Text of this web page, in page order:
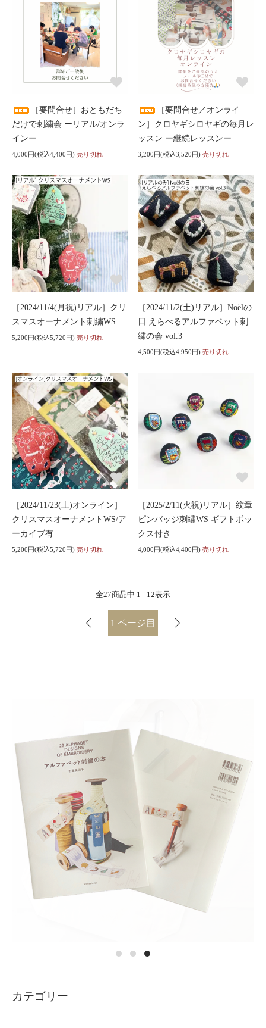
［要問合せ］おともだち
だけで刺繍会 ーリアル/オンラ
インー
4,000円(税込4,400円) 売り切れ
［要問合せ／オンライ
ン］クロヤギシロヤギの毎月レ
ッスン ー継続レッスンー
3,200円(税込3,520円) 売り切れ
［2024/11/4(月祝)リアル］クリ
スマスオーナメント刺繍WS
5,200円(税込5,720円) 売り切れ
［2024/11/2(土)リアル］Noëlの
日 えらべるアルファベット刺
繍の会 vol.3
4,500円(税込4,950円) 売り切れ
［2024/11/23(土)オンライン］
クリスマスオーナメントWS/ア
ーカイブ有
5,200円(税込5,720円) 売り切れ
［2025/2/11(火祝)リアル］紋章
ピンバッジ刺繍WS ギフトボッ
クス付き
4,000円(税込4,400円) 売り切れ
全27商品中 1 - 12表示
1 ページ目
カテゴリー